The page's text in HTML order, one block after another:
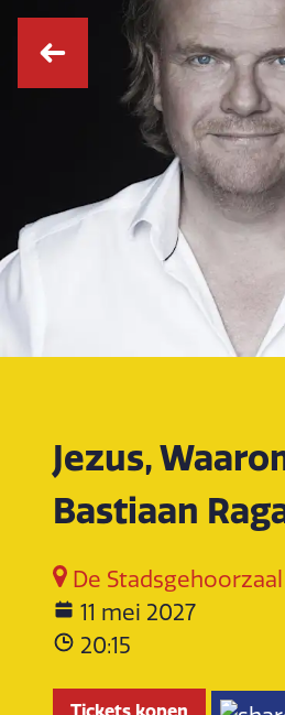
Jezus,
Bastiaan
De Stadsgehoorzaal
11 mei 2027
20:15
Tickets kopen